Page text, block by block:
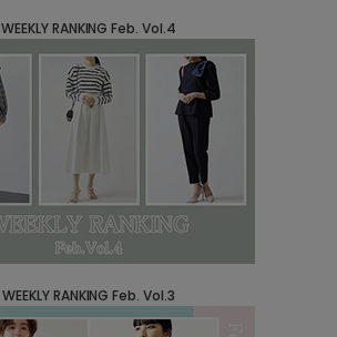
WEEKLY RANKING Feb. Vol.4
WEEKLY RANKING Feb. Vol.3